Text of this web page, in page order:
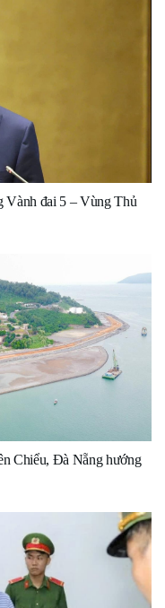
Vành đai 5 – Vùng Thủ
Chiểu, Đà Nẵng hướng